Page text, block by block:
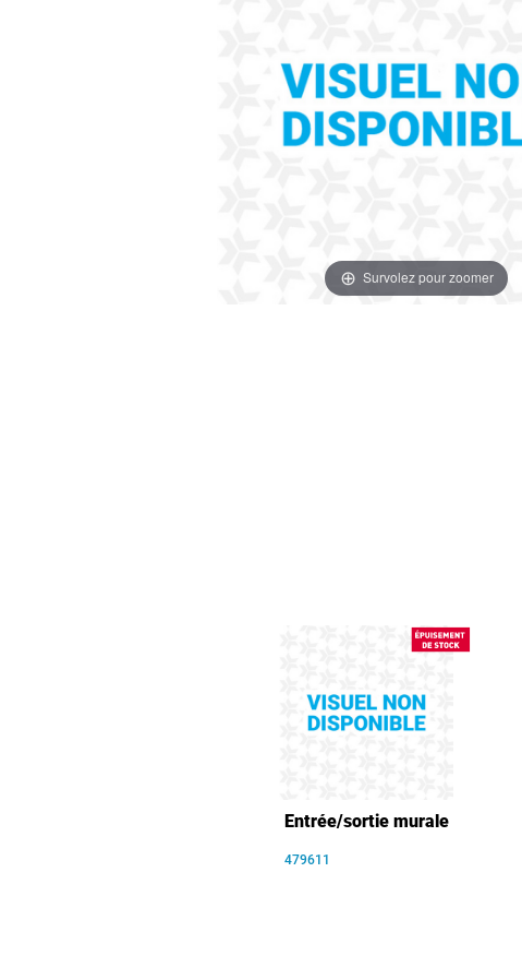
Survolez pour zoomer
Entrée/sortie murale
479611